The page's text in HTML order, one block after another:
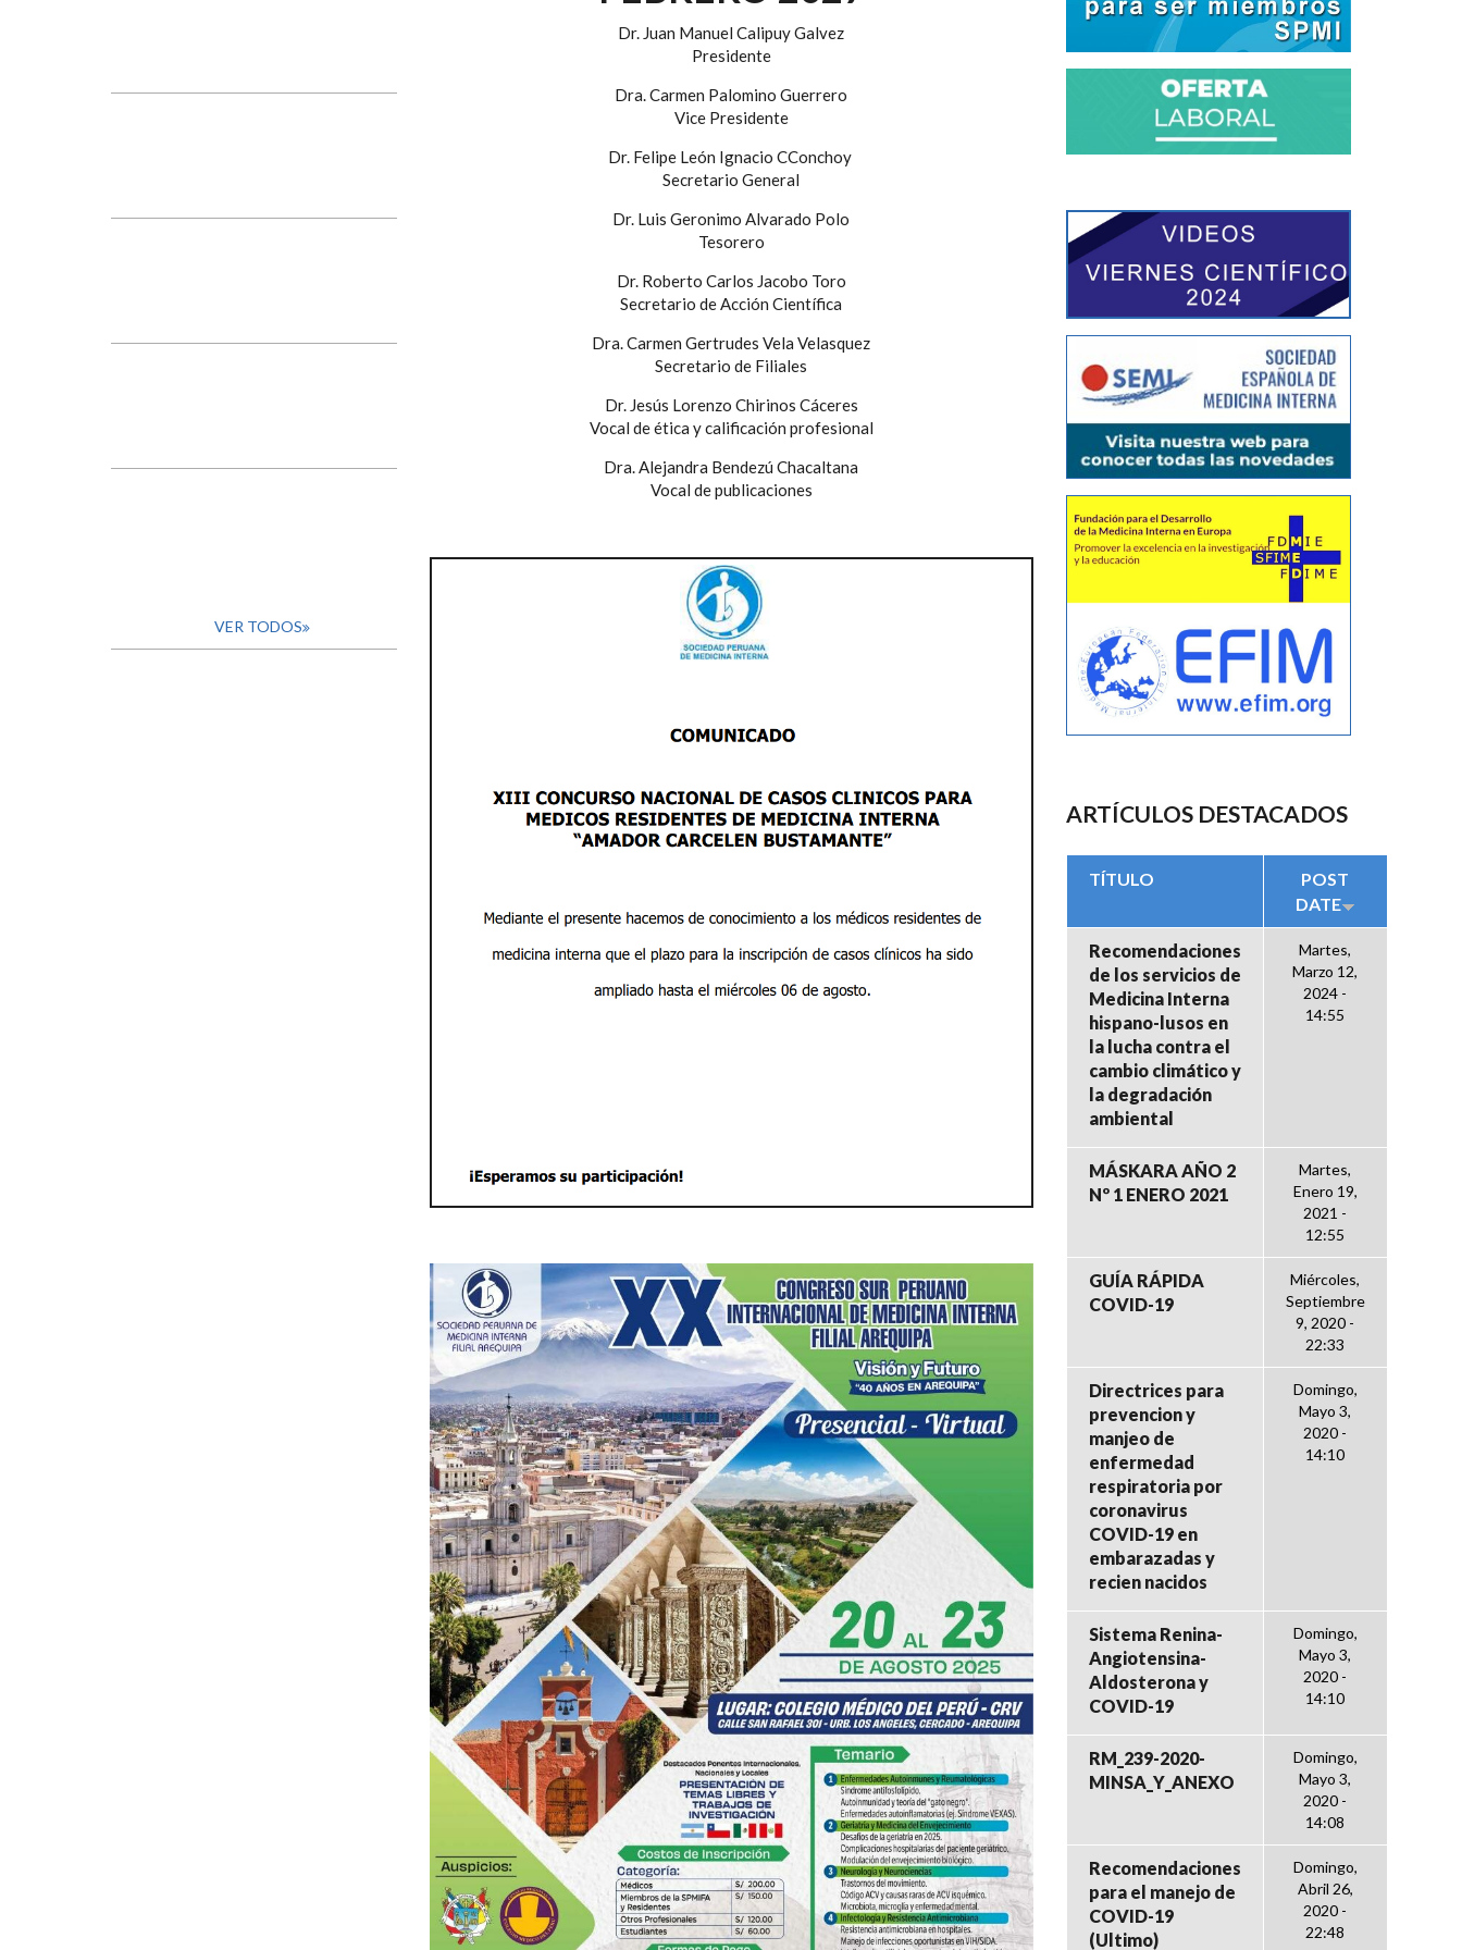
VER TODOS
Dr. Juan Manuel Calipuy Galvez
Presidente
Dra. Carmen Palomino Guerrero
Vice Presidente
Dr. Felipe León Ignacio CConchoy
Secretario General
Dr. Luis Geronimo Alvarado Polo
Tesorero
Dr. Roberto Carlos Jacobo Toro
Secretario de Acción Científica
Dra. Carmen Gertrudes Vela Velasquez
Secretario de Filiales
Dr. Jesús Lorenzo Chirinos Cáceres
Vocal de ética y calificación profesional
Dra. Alejandra Bendezú Chacaltana
Vocal de publicaciones
ARTÍCULOS DESTACADOS
TÍTULO
POST
DATE
Recomendaciones
de los servicios de
Medicina Interna
hispano-lusos en
la lucha contra el
cambio climático y
la degradación
ambiental
Martes,
Marzo 12,
2024 -
14:55
MÁSKARA AÑO 2
Nº 1 ENERO 2021
Martes,
Enero 19,
2021 -
12:55
GUÍA RÁPIDA
COVID-19
Miércoles,
Septiembre
9, 2020 -
22:33
Directrices para
prevencion y
manjeo de
enfermedad
respiratoria por
coronavirus
COVID-19 en
embarazadas y
recien nacidos
Domingo,
Mayo 3,
2020 -
14:10
Sistema Renina-
Angiotensina-
Aldosterona y
COVID-19
Domingo,
Mayo 3,
2020 -
14:10
RM_239-2020-
MINSA_Y_ANEXO
Domingo,
Mayo 3,
2020 -
14:08
Recomendaciones
para el manejo de
COVID-19
(Ultimo)
Domingo,
Abril 26,
2020 -
22:48